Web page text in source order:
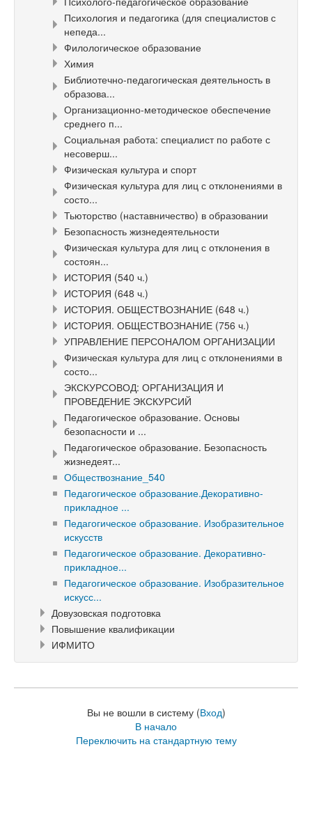
Психология и педагогика (для специалистов с
непеда...
Филологическое образование
Химия
Библиотечно-педагогическая деятельность в
образова...
Организационно-методическое обеспечение
среднего п...
Социальная работа: специалист по работе с
несоверш...
Физическая культура и спорт
Физическая культура для лиц с отклонениями в
состо...
Тьюторство (наставничество) в образовании
Безопасность жизнедеятельности
Физическая культура для лиц с отклонения в
состоян...
ИСТОРИЯ (540 ч.)
ИСТОРИЯ (648 ч.)
ИСТОРИЯ. ОБЩЕСТВОЗНАНИЕ (648 ч.)
ИСТОРИЯ. ОБЩЕСТВОЗНАНИЕ (756 ч.)
УПРАВЛЕНИЕ ПЕРСОНАЛОМ ОРГАНИЗАЦИИ
Физическая культура для лиц с отклонениями в
состо...
ЭКСКУРСОВОД: ОРГАНИЗАЦИЯ И
ПРОВЕДЕНИЕ ЭКСКУРСИЙ
Педагогическое образование. Основы
безопасности и ...
Педагогическое образование. Безопасность
жизнедеят...
Обществознание_540
Педагогическое образование.Декоративно-
прикладное ...
Педагогическое образование. Изобразительное
искусств
Педагогическое образование. Декоративно-
прикладное...
Педагогическое образование. Изобразительное
искусс...
Довузовская подготовка
Повышение квалификации
ИФМИТО
Вы не вошли в систему (Вход)
В начало
Переключить на стандартную тему